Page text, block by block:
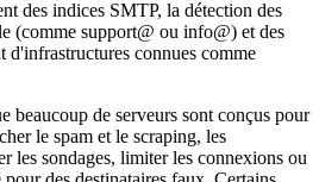
des indices SMTP, la détection des
(comme support@ ou info@) et des
d'infrastructures connues comme
beaucoup de serveurs sont conçus pour
le spam et le scraping, les
les sondages, limiter les connexions ou